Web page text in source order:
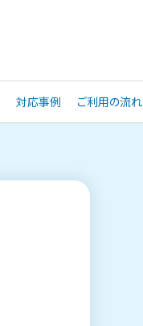
対応事例 ご利用の流れ